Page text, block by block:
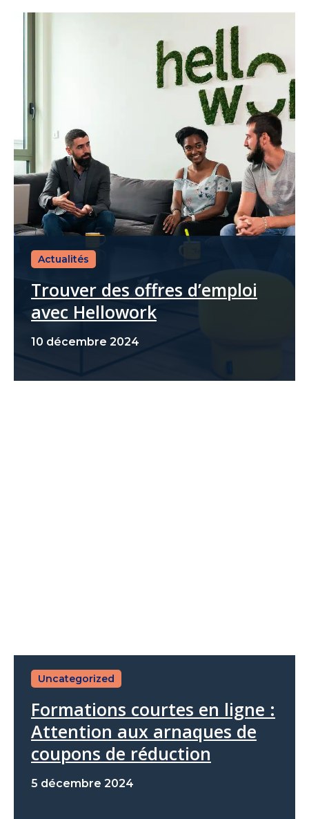
Actualités
Trouver des offres d’emploi
avec Hellowork
10 décembre 2024
Uncategorized
Formations courtes en ligne :
Attention aux arnaques de
coupons de réduction
5 décembre 2024